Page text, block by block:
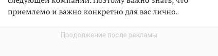
приемлемо и важно конкретно для вас лично.